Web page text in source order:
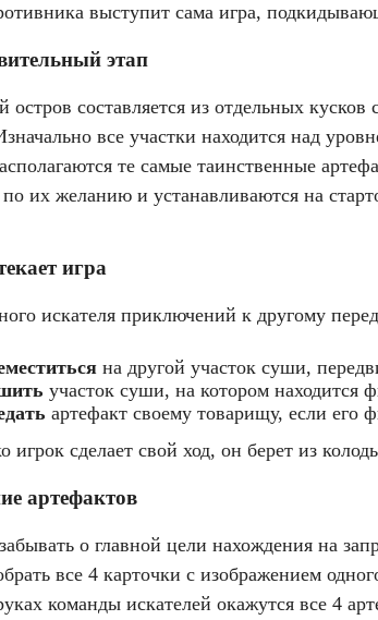
выступит сама игра,
этап
остров составляется из отдельных
все участки находится над
те самые таинственные
их желанию и устанавливаются на
игра
искателя приключений к другому
на другой участок суши,
участок суши, на котором
артефакт своему товарищу, если его
игрок сделает свой ход, он берет из
артефактов
о главной цели нахождения на
все 4 карточки с изображением
команды искателей окажутся все 4